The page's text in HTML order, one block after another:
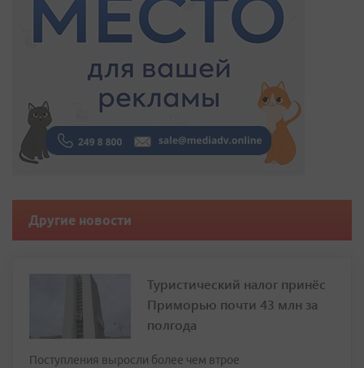
Другие новости
Туристический налог принёс
Приморью почти 43 млн за
полгода
Поступления выросли более чем втрое